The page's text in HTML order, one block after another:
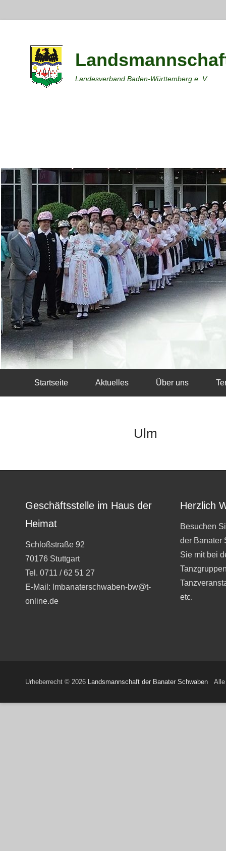
Landesverband Baden-Württemberg e. V.
Startseite Aktuelles Über uns
Ulm
Geschäftsstelle im Haus der
Heimat
Schloßstraße 92
70176 Stuttgart
Tel. 0711 / 62 51 27
E-Mail: lmbanaterschwaben-bw@t-
online.de
Herzlich
Besuchen
der Banater
Sie mit bei
etc.
Urheberrecht © 2026 Landsmannschaft der Banater Schwaben Alle